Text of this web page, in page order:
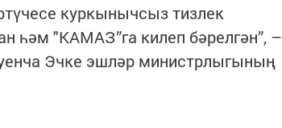
куркынычсыз тизлек
һәм "КАМАЗ”га килеп бәрелгән”, –
Эчке эшләр министрлыгының